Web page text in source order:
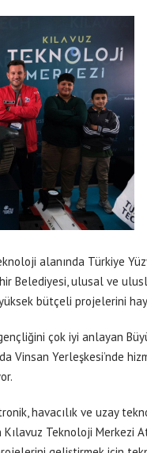
alanında Türkiye
Belediyesi, ulusal ve
bütçeli projelerini
çok iyi anlayan
Vinsan Yerleşkesi’nde
havacılık ve uzay
Teknoloji Merkezi